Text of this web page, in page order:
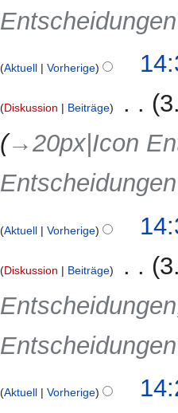
Aktuell Vorherige
Diskussion Beiträge
→‎20px|Icon
Aktuell Vorherige
Diskussion Beiträge
Aktuell Vorherige